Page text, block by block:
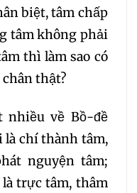
110 111
115
119
123
biệt, tâm chấp
tâm không phải
thì làm sao có
thật?
về Bồ-đề
là chí thành tâm,
nguyện tâm;
trực tâm, thâm